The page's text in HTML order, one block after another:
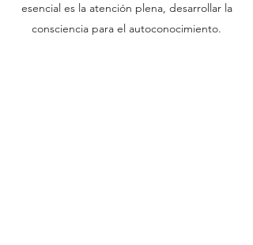
esencial es la atención plena, desarrollar la
consciencia para el autoconocimiento.